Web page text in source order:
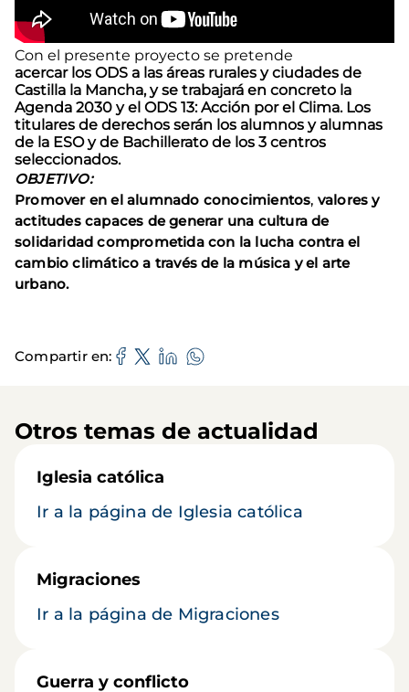
Con el presente proyecto se pretende
acercar los ODS a las áreas rurales y ciudades de
Castilla la Mancha, y se trabajará en concreto la
Agenda 2030 y el ODS 13: Acción por el Clima. Los
titulares de derechos serán los alumnos y alumnas
de la ESO y de Bachillerato de los 3 centros
seleccionados.
OBJETIVO:
Promover en el alumnado conocimientos, valores y
actitudes capaces de generar una cultura de
solidaridad comprometida con la lucha contra el
cambio climático a través de la música y el arte
urbano.
Compartir en
Otros temas de actualidad
Iglesia católica
Ir a la página de Iglesia católica
Migraciones
Ir a la página de Migraciones
Guerra y conflicto